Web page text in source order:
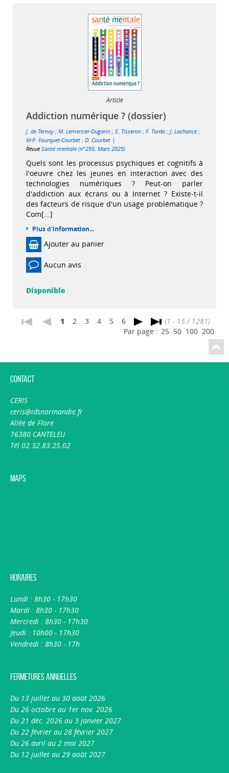
Article
Addiction numérique ? (dossier)
J. de Ternay; M. Lemercier-Dugarin ; S. Tisseron ; F. Tordo ; J. Lachance ;
M-P. Fourquet-Courbet ; D. Courbet |
Revue Santé mentale (n°295, Mars 2025)
Quels sont les processus psychiques et cognitifs à
l'oeuvre chez les jeunes en interaction avec des
technologies numériques ? Peut-on parler
d'addiction aux écrans ou à Internet ? Existe-t-il
des facteurs de risque d'un usage problématique ?
Com[...]
Plus d'information...
Ajouter au panier
Aucun avis
Disponible
1 2 3 4 5 6
(1 - 15 / 1281)
Par page : 25 50 100 200
Contact
CERIS
ceris@idsnormandie.fr
Allée de Flore
76380 CANTELEU
Tél 02.32.83.25.02
Maps
Horaires
Lundi : 8h30 - 17h30
Mardi : 8h30 - 17h30
Mercredi : 8h30 - 17h30
Jeudi : 10h00 - 17h30
Vendredi : 8h30 - 17h
Fermetures annuelles
Du 13 juillet au 30 août 2026
Du 26 octobre au 1er nov. 2026
Du 21 déc. 2026 au 3 janvier 2027
Du 22 février au 28 février 2027
Du 26 avril au 2 mai 2027
Du 12 juillet au 29 août 2027